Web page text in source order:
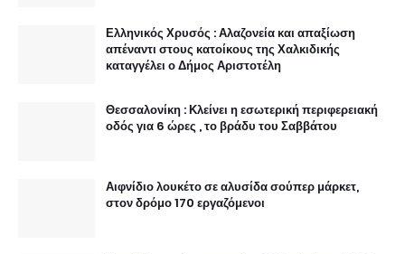
Ελληνικός Χρυσός : Αλαζονεία και απαξίωση
απέναντι στους κατοίκους της Χαλκιδικής
καταγγέλει ο Δήμος Αριστοτέλη
Θεσσαλονίκη : Κλείνει η εσωτερική περιφερειακή
οδός για 6 ώρες , το βράδυ του Σαββάτου
Αιφνίδιο λουκέτο σε αλυσίδα σούπερ μάρκετ,
στον δρόμο 170 εργαζόμενοι